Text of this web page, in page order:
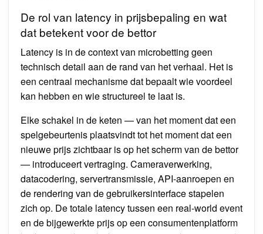
De rol van latency in prijsbepaling en wat
dat betekent voor de bettor
Latency is in de context van microbetting geen
technisch detail aan de rand van het verhaal. Het is
een centraal mechanisme dat bepaalt wie voordeel
kan hebben en wie structureel te laat is.
Elke schakel in de keten — van het moment dat een
spelgebeurtenis plaatsvindt tot het moment dat een
nieuwe prijs zichtbaar is op het scherm van de bettor
— introduceert vertraging. Cameraverwerking,
datacodering, servertransmissie, API-aanroepen en
de rendering van de gebruikersinterface stapelen
zich op. De totale latency tussen een real-world event
en de bijgewerkte prijs op een consumentenplatform